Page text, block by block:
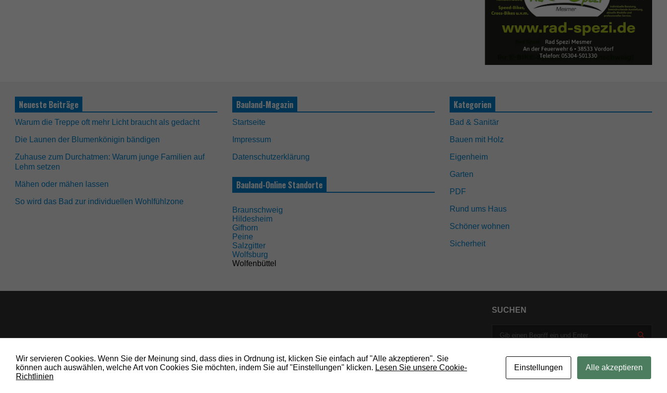
Neueste Beiträge
Warum die Treppe oft mehr Licht braucht als gedacht
Die Launen der Blumenkönigin bändigen
Zuhause zum Durchatmen: Warum junge Familien auf
Lehm setzen
Mähen oder mähen lassen
So wird das Bad zur individuellen Wohlfühlzone
Bauland-Magazin
Startseite
Impressum
Datenschutzerklärung
Bauland-Online Standorte
Braunschweig
Hildesheim
Gifhorn
Peine
Salzgitter
Wolfsburg
Wolfenbüttel
Kategorien
Bad & Sanitär
Bauen mit Holz
Eigenheim
Garten
PDF
Rund ums Haus
Schöner wohnen
Sicherheit
SUCHEN
© 2019 Bauland Magazin Wolfenbüttel, Braunschweig, Peine & Wolfsburg. All rights reserved.
Wir servieren Cookies. Wenn Sie der Meinung sind, dass dies in Ordnung ist, klicken Sie einfach auf "Alle akzeptieren". Sie
können auch auswählen, welche Art von Cookies Sie möchten, indem Sie auf "Einstellungen" klicken. Lesen Sie unsere Cookie-
Richtlinien
Einstellungen Alle akzeptieren